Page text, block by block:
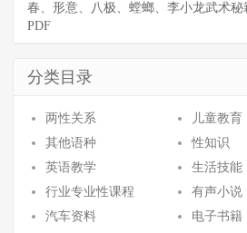
春、形意、八极、螳螂、李小龙武术秘
PDF
分类目录
两性关系
儿童教育
其他语种
性知识
英语教学
生活技能
行业专业性课程
有声小说
汽车资料
电子书籍